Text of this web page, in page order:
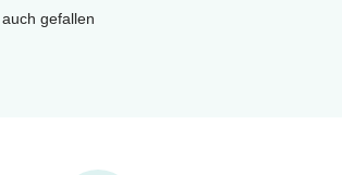
gefallen